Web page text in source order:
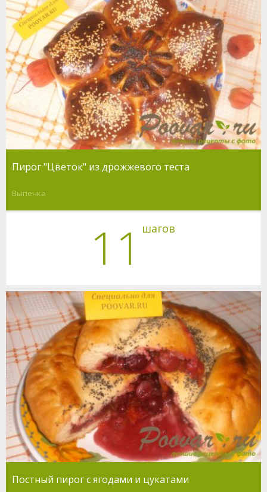
Пирог "Цветок" из дрожжевого теста
Выпечка
11 шагов
Постный пирог с ягодами и цукатами